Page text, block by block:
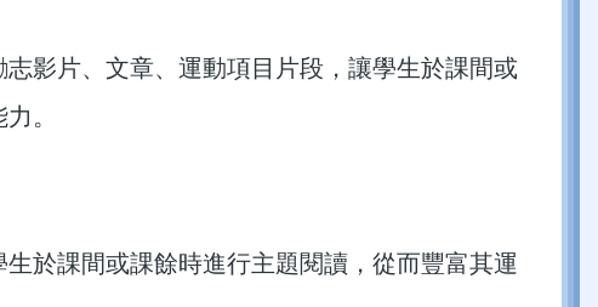
影片、文章、運動項目片段，讓學生於課間或
。
於課間或課餘時進行主題閱讀，從而豐富其運